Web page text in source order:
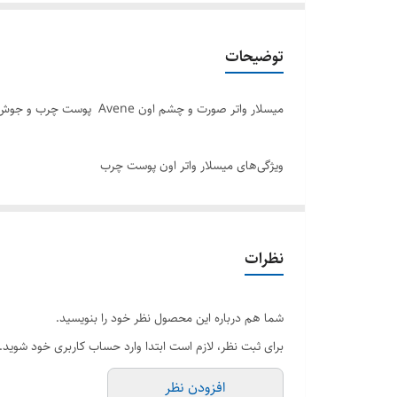
توضیحات
میسلار واتر صورت و چشم اون Avene پوست چرب و جوش دار حجم ۴۰۰ میل اصل
ویژگی‌های میسلار واتر اون پوست چرب
شاداب، شفاف و تازه‌کننده پوست
مخصوص پوست‌های حساس، چرب، مستعد جوش و
قدرت تحمل مناسب برای پوست و چشم
بدون نیاز به آبکشی
نظرات
شما هم درباره این محصول نظر خود را بنویسید.
برای ثبت نظر، لازم است ابتدا وارد حساب کاربری خود شوید.
افزودن نظر